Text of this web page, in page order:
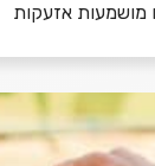
מושמעות אזעקות